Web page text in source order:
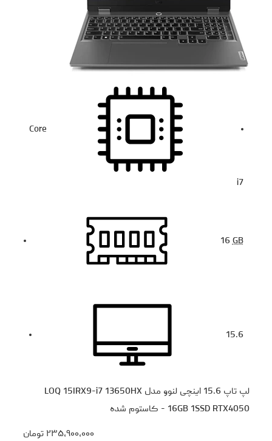
Core
i7
16GB
15.6
لپ تاپ 15.6 اینچی لنوو مدل LOQ 15IRX9-i7 13650HX
16GB 1SSD RTX4050 - کاستوم شده
۲۳۵،۹۰۰،۰۰۰ تومان